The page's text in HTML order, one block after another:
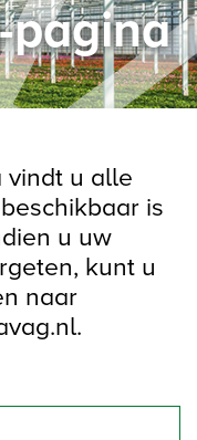
pagina
vindt u alle
is
u uw
kunt u
naar